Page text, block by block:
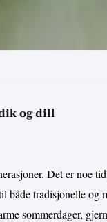
og dill
Det er noe
både tradisjonelle og
sommerdager,